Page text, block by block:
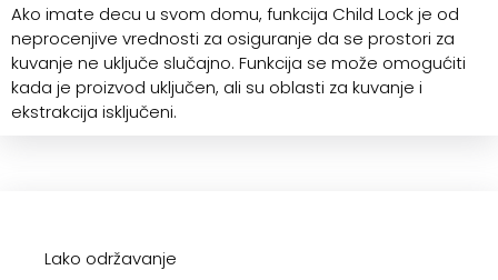
Ako imate decu u svom domu, funkcija Child Lock je od
neprocenjive vrednosti za osiguranje da se prostori za
kuvanje ne uključe slučajno. Funkcija se može omogućiti
kada je proizvod uključen, ali su oblasti za kuvanje i
ekstrakcija isključeni.
Lako održavanje